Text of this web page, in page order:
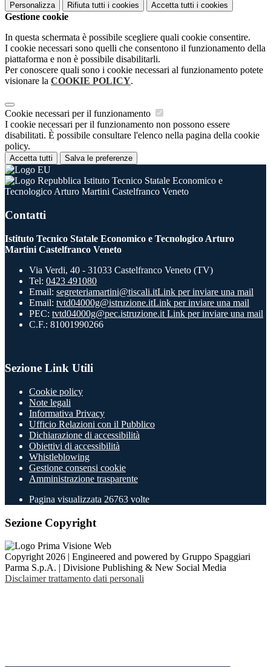
Personalizza Rifiuta tutti i cookies Accetta tutti i cookies
Gestione cookie
In questa schermata è possibile scegliere quali cookie consentire.
I cookie necessari sono quelli che consentono il funzionamento della
piattaforma e non è possibile disabilitarli.
Per conoscere quali sono i cookie necessari al funzionamento potete
visionare la COOKIE POLICY.
Cookie necessari per il funzionamento
I cookie necessari per il funzionamento non possono essere
disabilitati. È possibile consultare l'elenco nella pagina della cookie
policy.
Accetta tutti Salva le preferenze
Istituto Tecnico Statale Economico e
Tecnologico Arturo Martini Castelfranco Veneto
Contatti
Istituto Tecnico Statale Economico e Tecnologico Arturo
Martini Castelfranco Veneto
Via Verdi, 40 - 31033 Castelfranco Veneto (TV)
Tel: 0423 491080
Email: segreteriamartini@tiscali.itLink per inviare una mail
Email: tvtd04000g@istruzione.itLink per inviare una mail
PEC: tvtd04000g@pec.istruzione.it Link per inviare una mail
C.F.: 81001990266
Sezione Link Utili
Cookie policy
Note legali
Informativa Privacy
Ufficio Relazioni con il Pubblico
Dichiarazione di accessibilità
Obiettivi di accessibilità
Whistleblowing
Gestione consensi cookie
Amministrazione trasparente
Pagina visualizzata 26763 volte
Sezione Copyright
Copyright 2026 | Engineered and powered by Gruppo Spaggiari
Parma S.p.A. | Divisione Publishing & New Social Media
Disclaimer trattamento dati personali